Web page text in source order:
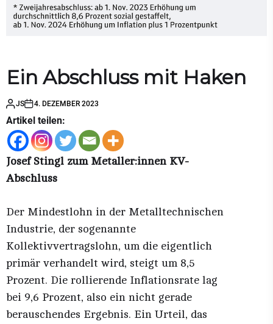
Ein Abschluss mit Haken
JS 4. DEZEMBER 2023
Artikel teilen:
Josef Stingl zum Metaller:innen KV-
Abschluss
Der Mindestlohn in der Metalltechnischen
Industrie, der sogenannte
Kollektivvertragslohn, um die eigentlich
primär verhandelt wird, steigt um 8,5
Prozent. Die rollierende Inflationsrate lag
bei 9,6 Prozent, also ein nicht gerade
berauschendes Ergebnis. Ein Urteil, das